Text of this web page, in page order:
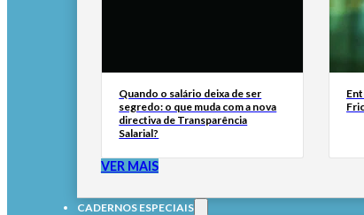
Quando o salário deixa de ser
segredo: o que muda com a nova
directiva de Transparência
Salarial?
VER MAIS
CADERNOS ESPECIAIS